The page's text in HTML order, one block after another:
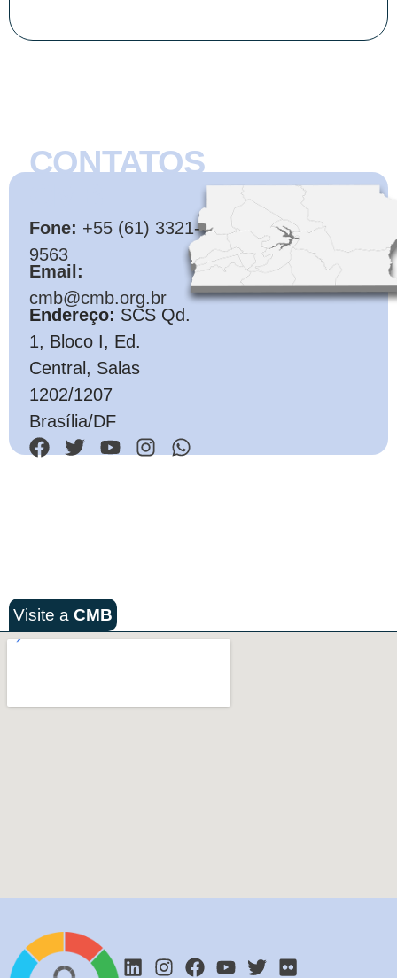
CONTATOS
Fone: +55 (61) 3321-
9563
Email:
cmb@cmb.org.br
Endereço: SCS Qd.
1, Bloco I, Ed.
Central, Salas
1202/1207
Brasília/DF
Visite a CMB